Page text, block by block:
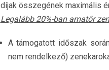
díjak összegének maximális
Legalább 20%-ban amatőr
A támogatott időszak
nem rendelkező)